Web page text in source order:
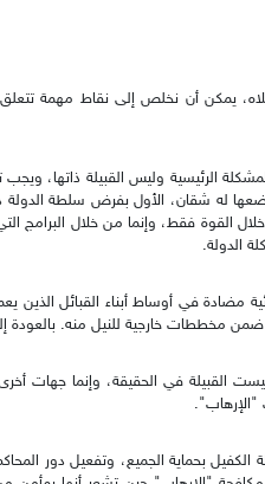
يمكن أن نخلص إلى نقاط مهمة
الرئيسية وليس القبيلة ذاتها،
له شقان، الأول بفرض سلطة الدولة
القوة فقط، وإنما من خلال
الدولة.
مضادة في أوساط أبناء القبائل
مخططات خارجية للنيل منه. بالعودة
القبيلة في الحقيقة، وإنما جهات
الكفيل بحماية الجميع، وتفعيل دور